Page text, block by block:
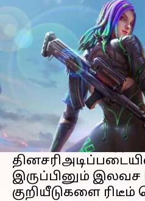
Free Fire
குறியீடுகள்:
எழுதியவர் Sindhuja SM Mar 10,
செய்தி முன்னோட்டம்
பேட்டில் ராயல் கேம்
கரீனாவின் ஃபிரீ
செய்யக்கூடிய
இருப்பினும் இலவச
குறியீடுகளை ரிடீம்